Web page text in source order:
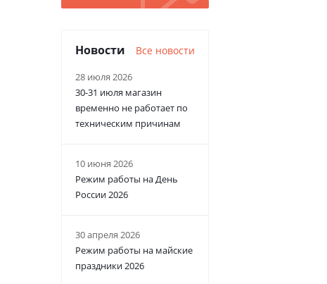
Новости Все новости
28 июля 2026
30-31 июля магазин
временно не работает по
техническим причинам
10 июня 2026
Режим работы на День
России 2026
30 апреля 2026
Режим работы на майские
праздники 2026